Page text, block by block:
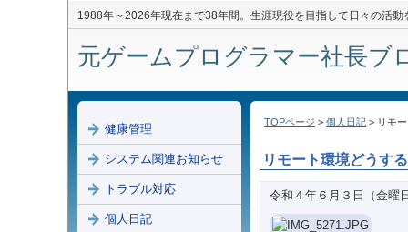
1988年～2026年現在まで38年間。生涯現役を目指して日々の活動
元ゲームプログラマー社長ブ
TOPページ > 個人日記 > リモ
リモート環境どうす
令和４年６月３日（金曜
健康管理
システム関連お知らせ
トラブル対応
個人日記